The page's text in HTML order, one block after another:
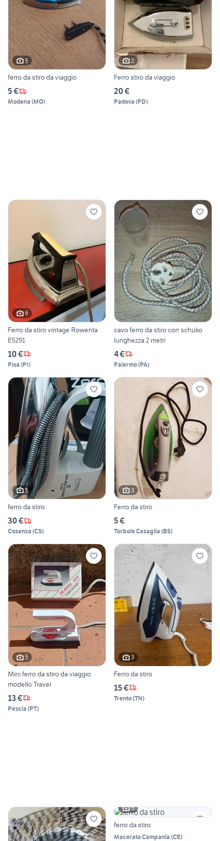
5
ferro da stiro da viaggio
5 €
Modena (MO)
2
Ferro stiro da viaggio
20 €
Padova (PD)
6
Ferro da stiro vintage Rowenta
E5291
10 €
Pisa (PI)
cavo ferro da stiro con schuko
lunghezza 2 metri
4 €
Palermo(PA)
5
ferro da stiro
30 €
Cosenza (CS)
3
Ferro da stiro
5 €
Torbole Casaglia (BS)
5
Mini ferro da stiro da viaggio
modello Travel
13 €
Pescia (PT)
3
Ferro da stiro
15 €
Trento(TN)
5
ferro da stiro
Macerata Campania (CE)